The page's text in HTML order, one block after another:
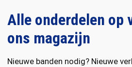
Alle onderdelen op
ons magazijn
Nieuwe banden nodig? Nieuwe